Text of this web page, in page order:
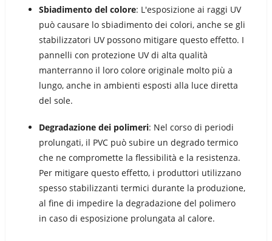
Sbiadimento del colore: L'esposizione ai raggi UV
può causare lo sbiadimento dei colori, anche se gli
stabilizzatori UV possono mitigare questo effetto. I
pannelli con protezione UV di alta qualità
manterranno il loro colore originale molto più a
lungo, anche in ambienti esposti alla luce diretta
del sole.
Degradazione dei polimeri: Nel corso di periodi
prolungati, il PVC può subire un degrado termico
che ne compromette la flessibilità e la resistenza.
Per mitigare questo effetto, i produttori utilizzano
spesso stabilizzanti termici durante la produzione,
al fine di impedire la degradazione del polimero
in caso di esposizione prolungata al calore.